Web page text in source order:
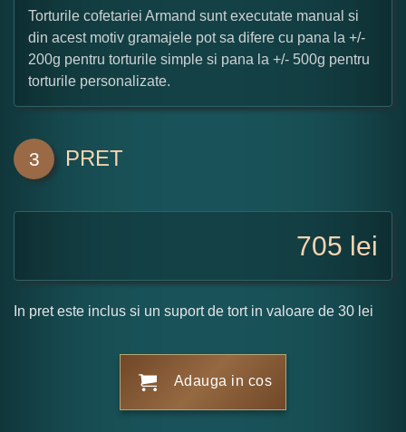
Torturile cofetariei Armand sunt executate manual si
din acest motiv gramajele pot sa difere cu pana la +/-
200g pentru torturile simple si pana la +/- 500g pentru
torturile personalizate.
3 PRET
705 lei
In pret este inclus si un suport de tort in valoare de 30 lei
Adauga in cos